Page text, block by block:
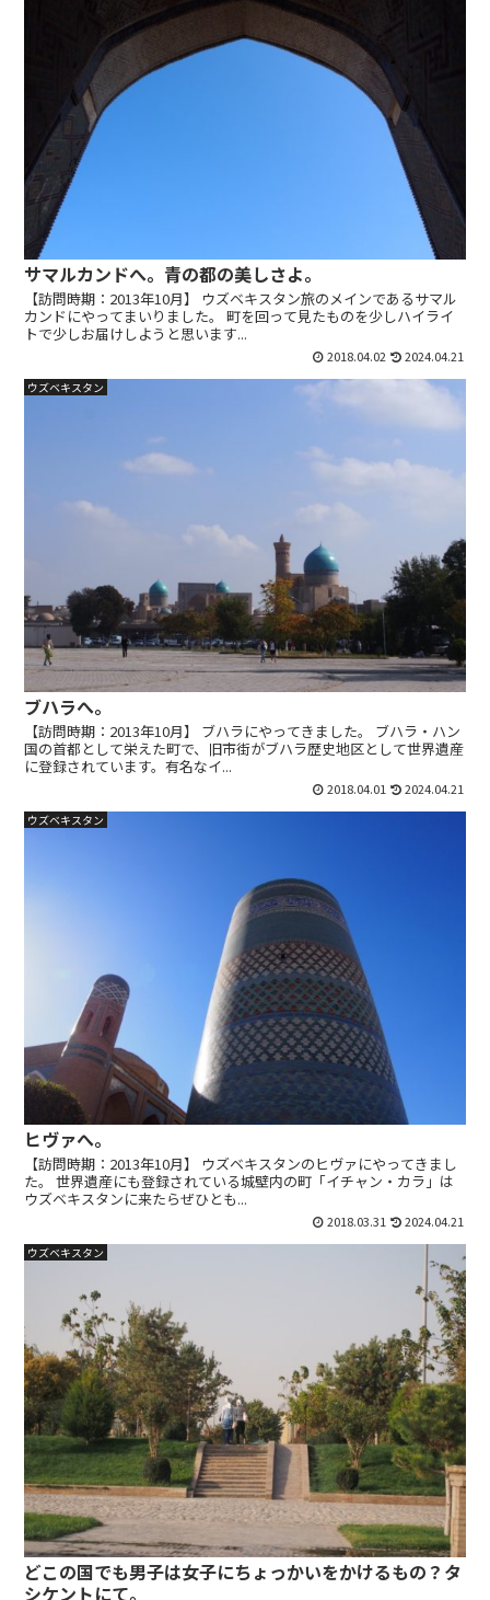
サマルカンドへ。青の都の美しさよ。
【訪問時期：2013年10月】 ウズベキスタン旅のメインであるサマル
カンドにやってまいりました。 町を回って見たものを少しハイライ
トで少しお届けしようと思います...
2018.04.02 2024.04.21
ウズベキスタン
ブハラへ。
【訪問時期：2013年10月】 ブハラにやってきました。 ブハラ・ハン
国の首都として栄えた町で、旧市街がブハラ歴史地区として世界遺産
に登録されています。有名なイ...
2018.04.01 2024.04.21
ウズベキスタン
ヒヴァへ。
【訪問時期：2013年10月】 ウズベキスタンのヒヴァにやってきまし
た。 世界遺産にも登録されている城壁内の町「イチャン・カラ」は
ウズベキスタンに来たらぜひとも...
2018.03.31 2024.04.21
ウズベキスタン
どこの国でも男子は女子にちょっかいをかけるもの？タ
シケントにて。